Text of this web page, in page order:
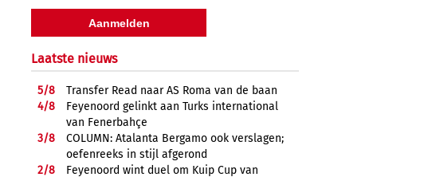
Laatste nieuws
5/8
Transfer Read naar AS Roma van de baan
4/8
Feyenoord gelinkt aan Turks international
van Fenerbahçe
3/8
COLUMN: Atalanta Bergamo ook verslagen;
oefenreeks in stijl afgerond
2/8
Feyenoord wint duel om Kuip Cup van